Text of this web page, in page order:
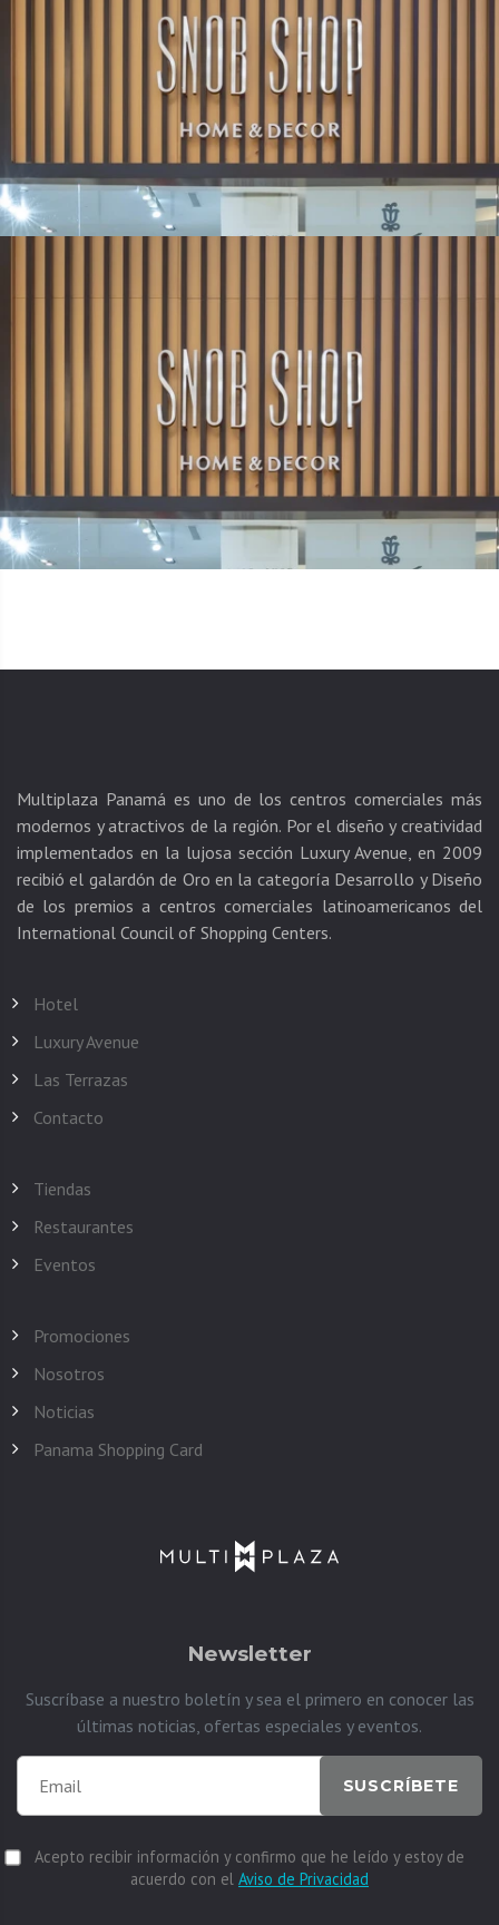
Multiplaza Panamá es uno de los centros comerciales más
modernos y atractivos de la región. Por el diseño y creatividad
implementados en la lujosa sección Luxury Avenue, en 2009
recibió el galardón de Oro en la categoría Desarrollo y Diseño
de los premios a centros comerciales latinoamericanos del
Hotel
Luxury Avenue
Las Terrazas
Contacto
Tiendas
Restaurantes
Eventos
Promociones
Nosotros
Noticias
Panama Shopping Card
Newsletter
Suscríbase a nuestro boletín y sea el primero en conocer las
últimas noticias, ofertas especiales y eventos.
SUSCRÍBETE
Acepto recibir información y confirmo que he leído y estoy de
acuerdo con el Aviso de Privacidad